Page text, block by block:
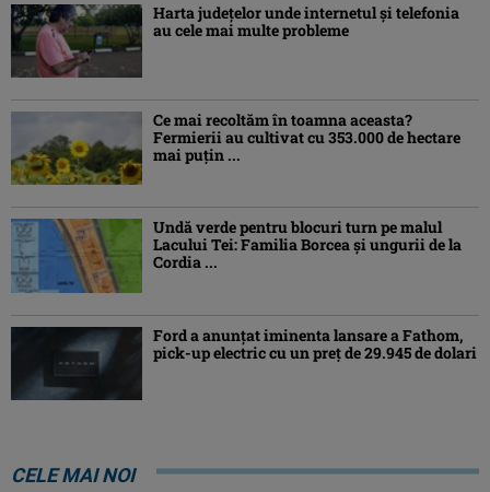
Harta județelor unde internetul și telefonia
au cele mai multe probleme
Ce mai recoltăm în toamna aceasta?
Fermierii au cultivat cu 353.000 de hectare
mai puțin ...
Undă verde pentru blocuri turn pe malul
Lacului Tei: Familia Borcea și ungurii de la
Cordia ...
Ford a anunțat iminenta lansare a Fathom,
pick-up electric cu un preț de 29.945 de dolari
CELE MAI NOI